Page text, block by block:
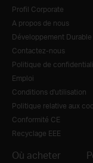
Profil Corporate
A propos de nous
Développement Durable
Contactez-nous
Politique de
Emploi
Conditions d'utilisation
Politique relative aux
Conformité CE
Recyclage EEE
Où acheter